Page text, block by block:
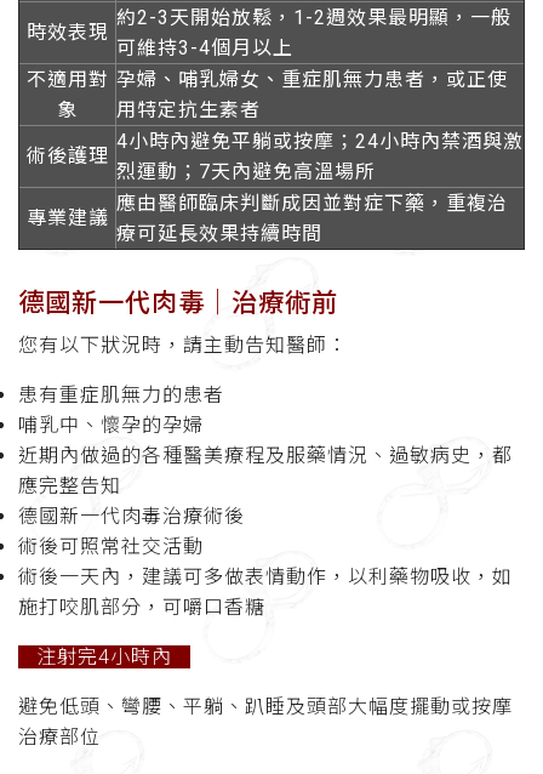
時效表現
約2-3天開始放鬆，1-2週效果最明顯，一般
可維持3-4個月以上
不適用對
象
孕婦、哺乳婦女、重症肌無力患者，或正使
用特定抗生素者
術後護理
4小時內避免平躺或按摩；24小時內禁酒與激
烈運動；7天內避免高溫場所
專業建議
應由醫師臨床判斷成因並對症下藥，重複治
療可延長效果持續時間
德國新一代肉毒│治療術前
您有以下狀況時，請主動告知醫師：
患有重症肌無力的患者
哺乳中、懷孕的孕婦
近期內做過的各種醫美療程及服藥情況、過敏病史，都
應完整告知
德國新一代肉毒治療術後
術後可照常社交活動
術後一天內，建議可多做表情動作，以利藥物吸收，如
施打咬肌部分，可嚼口香糖
注射完4小時內
避免低頭、彎腰、平躺、趴睡及頭部大幅度擺動或按摩
治療部位